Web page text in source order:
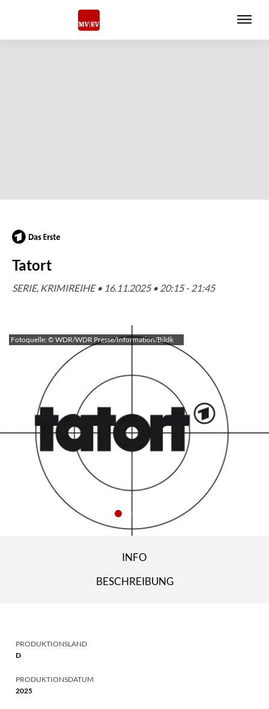
Tatort
SERIE, KRIMIREIHE • 16.11.2025 • 20:15 - 21:45
Fotoquelle: © WDR/WDR Presse/Information/Bildk
INFO
BESCHREIBUNG
PRODUKTIONSLAND
D
PRODUKTIONSDATUM
2025